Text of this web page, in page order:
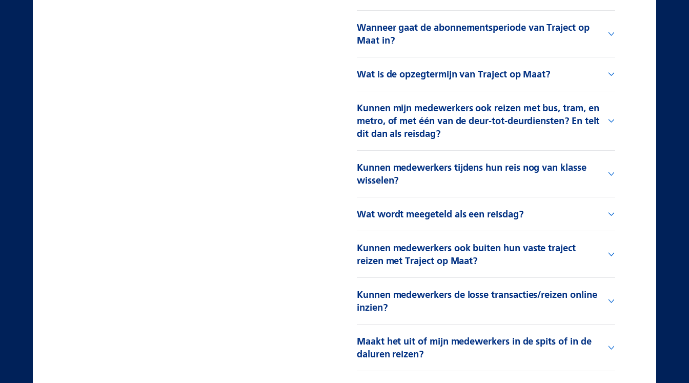
Wanneer gaat de abonnementsperiode van Traject op
Maat in?
Wat is de opzegtermijn van Traject op Maat?
Kunnen mijn medewerkers ook reizen met bus, tram, en
metro, of met één van de deur-tot-deurdiensten? En telt
dit dan als reisdag?
Kunnen medewerkers tijdens hun reis nog van klasse
wisselen?
Wat wordt meegeteld als een reisdag?
Kunnen medewerkers ook buiten hun vaste traject
reizen met Traject op Maat?
Kunnen medewerkers de losse transacties/reizen online
inzien?
Maakt het uit of mijn medewerkers in de spits of in de
daluren reizen?